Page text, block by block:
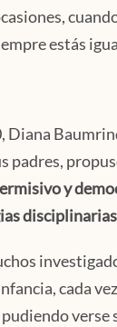
estás
Diana
padres,
y
cada
verse